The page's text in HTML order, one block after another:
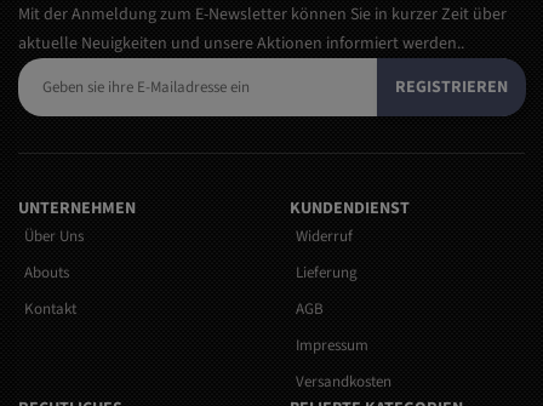
Mit der Anmeldung zum E-Newsletter können Sie in kurzer Zeit über
aktuelle Neuigkeiten und unsere Aktionen informiert werden..
REGISTRIEREN
UNTERNEHMEN
Über Uns
Abouts
Kontakt
KUNDENDIENST
Widerruf
Lieferung
AGB
Impressum
Versandkosten